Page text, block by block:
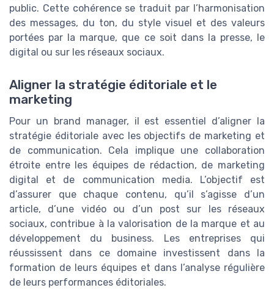
public. Cette cohérence se traduit par l’harmonisation
des messages, du ton, du style visuel et des valeurs
portées par la marque, que ce soit dans la presse, le
digital ou sur les réseaux sociaux.
Aligner la stratégie éditoriale et le
marketing
Pour un brand manager, il est essentiel d’aligner la
stratégie éditoriale avec les objectifs de marketing et
de communication. Cela implique une collaboration
étroite entre les équipes de rédaction, de marketing
digital et de communication media. L’objectif est
d’assurer que chaque contenu, qu’il s’agisse d’un
article, d’une vidéo ou d’un post sur les réseaux
sociaux, contribue à la valorisation de la marque et au
développement du business. Les entreprises qui
réussissent dans ce domaine investissent dans la
formation de leurs équipes et dans l’analyse régulière
de leurs performances éditoriales.